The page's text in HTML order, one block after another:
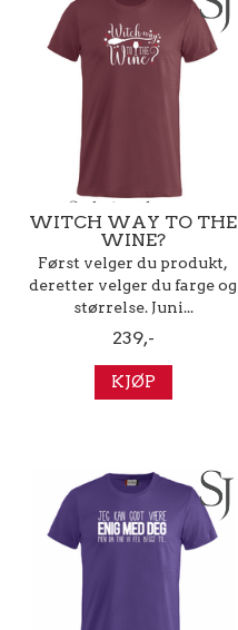
WITCH WAY TO THE
WINE?
Først velger du produkt,
deretter velger du farge og
størrelse. Juni...
239,-
KJØP